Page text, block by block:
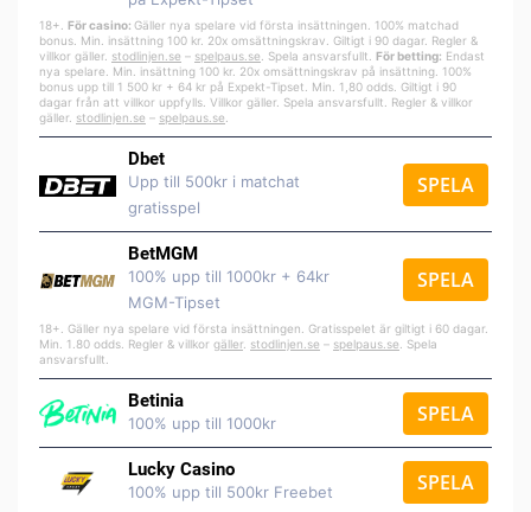
18+. För casino: Gäller nya spelare vid första insättningen. 100% matchad
bonus. Min. insättning 100 kr. 20x omsättningskrav. Giltigt i 90 dagar. Regler &
villkor gäller. stodlinjen.se – spelpaus.se . Spela ansvarsfullt. För betting: Endast
nya spelare. Min. insättning 100 kr. 20x omsättningskrav på insättning. 100%
bonus upp till 1 500 kr + 64 kr på Expekt-Tipset. Min. 1,80 odds. Giltigt i 90
dagar från att villkor uppfylls. Villkor gäller. Spela ansvarsfullt. Regler & villkor
gäller. stodlinjen.se – spelpaus.se
Dbet
Upp till 500kr i matchat
gratisspel
SPELA
BetMGM
100% upp till 1000kr + 64kr
MGM-Tipset
SPELA
18+. Gäller nya spelare vid första insättningen. Gratisspelet är giltigt i 60 dagar.
Min. 1.80 odds. Regler & villkor gäller stodlinjen.se – spelpaus.se . Spela
ansvarsfullt.
Betinia
100% upp till 1000kr SPELA
Lucky Casino
100% upp till 500kr Freebet SPELA